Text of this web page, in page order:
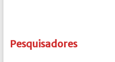
Pesquisadores